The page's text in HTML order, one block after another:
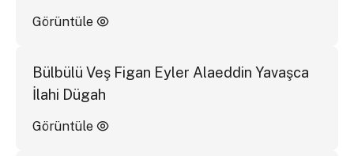
Görüntüle
Bülbülü Veş Figan Eyler Alaeddin Yavaşca
İlahi Dügah
Görüntüle